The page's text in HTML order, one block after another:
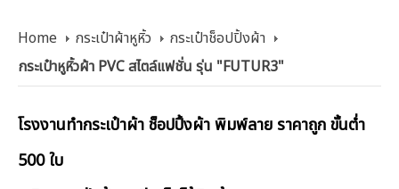
Home กระเป๋าผ้าหูหิ้ว
กระเป๋าช็อปปิ้งผ้า
กระเป๋าหูหิ้วผ้า PVC สไตล์แฟชั่น รุ่น "FUTUR3"
โรงงานทำกระเป๋าผ้า ช็อปปิ้งผ้า พิมพ์ลาย ราคาถูก ขั้นต่ำ
500 ใบ